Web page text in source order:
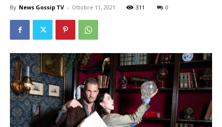
By News Gossip TV - Ottobre 11, 2021 311 0